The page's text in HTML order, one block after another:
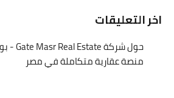
اخر التعليقات
حول شركة Gate Masr Real Estate - بوابة مصر العقارية
منصة عقارية متكاملة في مصر